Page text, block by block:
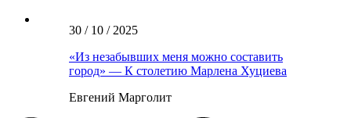
30 / 10 / 2025
«Из незабывших меня можно составить
город» — К столетию Марлена Хуциева
Евгений Марголит